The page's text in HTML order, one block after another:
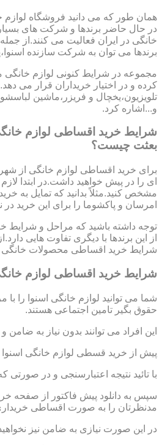
همان طور که می دانید فروشگاه
در حال حاضر برندها و شرکت های
خانگی در ایران فعالیت می کنند.از
برندها می توان به شرکت سازنده
مجموعه در شرایط کنونی لوازم خانگی
کرده و در اختیار خریداران قرار می
تلویزیون،یخچال و فریزر،ماشین
و...اشاره کرد.
شرایط خرید اقساطی لوازم
بعثت چیست؟
برای خرید اقساطی لوازم خانگی از
ای را در پیش خواهید داشت.در ابتدا
مشخص کنید.مثلاً بدانید که تمایل به
امرسان و پاکشوما را برای این خرید در
توجه داشته باشید که مراحل و
از این برندها با دیگری تفاوت هایی
شرایط خرید اقساطی محصولات خانگی
شرایط خرید اقساطی لوازم
شما می توانید لوازم خانگی اسنوا را
حقوق بگیر تامین اجتماعی هستند.
این افراد می توانند بدون نیاز به ضامن و یا مراجعه به بانک تا سقف ۷۰ میلیون تومان اعتبار
پیش از خرید قسطی لوازم خانگی اسنوا
با تائید نتیجه اعتبارسنجی و در
سپس به دانلود پیش فاکتور از صفحه
مدنظرتان را به صورت اقساطی
در این صورت نیازی به ضامن نیز نخواهید داشت.تنها کافی است که ۳۰ درصد از مبلغ کل کالا را به صورت پیش